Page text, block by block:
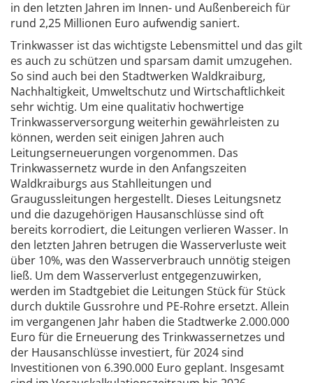
in den letzten Jahren im Innen- und Außenbereich für
rund 2,25 Millionen Euro aufwendig saniert.
Trinkwasser ist das wichtigste Lebensmittel und das gilt
es auch zu schützen und sparsam damit umzugehen.
So sind auch bei den Stadtwerken Waldkraiburg,
Nachhaltigkeit, Umweltschutz und Wirtschaftlichkeit
sehr wichtig. Um eine qualitativ hochwertige
Trinkwasserversorgung weiterhin gewährleisten zu
können, werden seit einigen Jahren auch
Leitungserneuerungen vorgenommen. Das
Trinkwassernetz wurde in den Anfangszeiten
Waldkraiburgs aus Stahlleitungen und
Graugussleitungen hergestellt. Dieses Leitungsnetz
und die dazugehörigen Hausanschlüsse sind oft
bereits korrodiert, die Leitungen verlieren Wasser. In
den letzten Jahren betrugen die Wasserverluste weit
über 10%, was den Wasserverbrauch unnötig steigen
ließ. Um dem Wasserverlust entgegenzuwirken,
werden im Stadtgebiet die Leitungen Stück für Stück
durch duktile Gussrohre und PE-Rohre ersetzt. Allein
im vergangenen Jahr haben die Stadtwerke 2.000.000
Euro für die Erneuerung des Trinkwassernetzes und
der Hausanschlüsse investiert, für 2024 sind
Investitionen von 6.390.000 Euro geplant. Insgesamt